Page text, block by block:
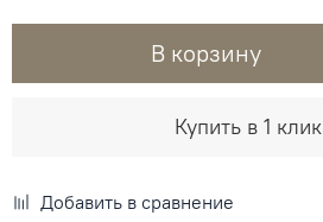
В корзину
Купить в 1 клик
Добавить в сравнение